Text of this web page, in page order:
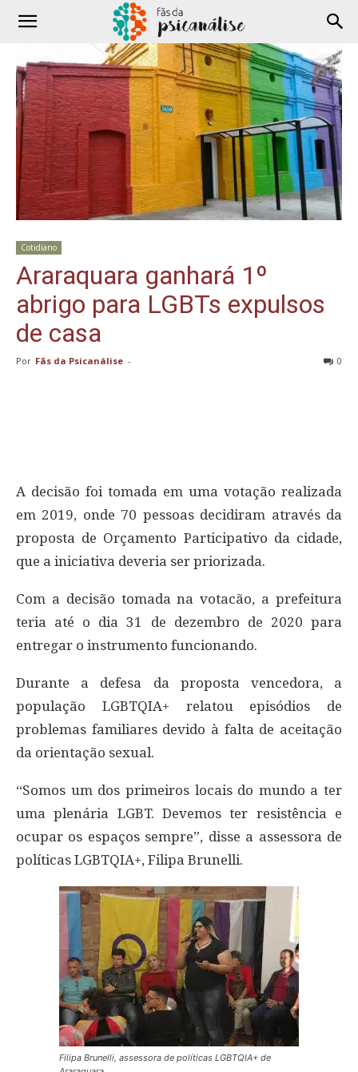
Cotidiano
Araraquara ganhará 1º
abrigo para LGBTs expulsos
de casa
Por Fãs da Psicanálise - 0
A decisão foi tomada em uma votação realizada
em 2019, onde 70 pessoas decidiram através da
proposta de Orçamento Participativo da cidade,
que a iniciativa deveria ser priorizada.
Com a decisão tomada na votacão, a prefeitura
teria até o dia 31 de dezembro de 2020 para
entregar o instrumento funcionando.
Durante a defesa da proposta vencedora, a
população LGBTQIA+ relatou episódios de
problemas familiares devido à falta de aceitação
da orientação sexual.
“Somos um dos primeiros locais do mundo a ter
uma plenária LGBT. Devemos ter resistência e
ocupar os espaços sempre”, disse a assessora de
políticas LGBTQIA+, Filipa Brunelli.
Filipa Brunelli, assessora de políticas LGBTQIA+ de